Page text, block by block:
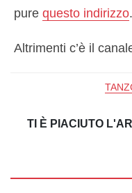
pure questo indirizzo.
Altrimenti c’è il
TI È PIACIUTO